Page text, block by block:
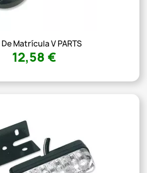
Matrícula V PARTS
12,58 €